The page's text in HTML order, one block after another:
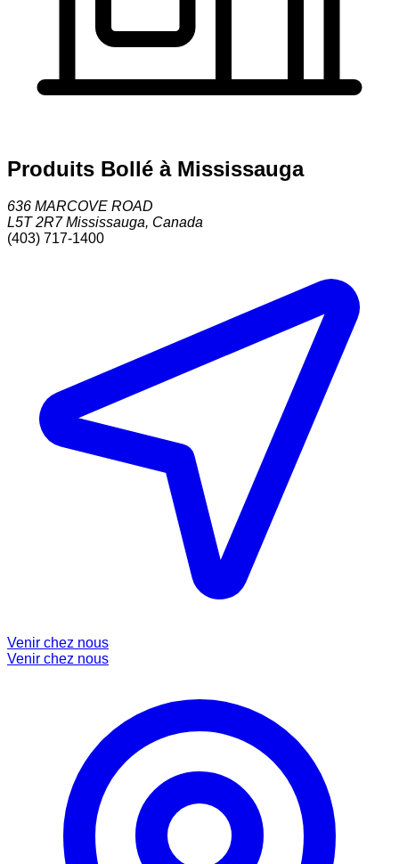
Produits Bollé à Mississauga
636 MARCOVE ROAD
L5T 2R7 Mississauga, Canada
(403) 717-1400
Venir chez nous
Venir chez nous